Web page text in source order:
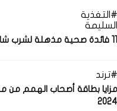
التغذية
السليمة
11 فائدة صحية مذهلة لشرب شاي البابونج
ترند
مزايا بطاقة أصحاب الهمم من
2024